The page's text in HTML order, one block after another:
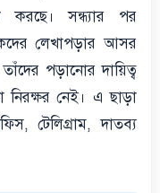
সন্ধ্যার পর
লেখাপড়ার আসর
পড়ানোর দায়িত্ব
নিরক্ষর নেই। এ ছাড়া
টেলিগ্রাম, দাতব্য